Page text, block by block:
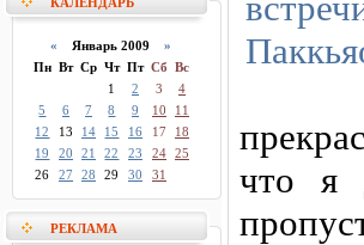
« Январь 2009»
Пн Вт Ср Чт Пт Сб Вс
1
2 3
4
5
6 7 8 9 10
11
12
13 14 15 16 17
18
19
20 21 22 23 24 25
26
27 28 29 30 31
РЕКЛАМА
что я